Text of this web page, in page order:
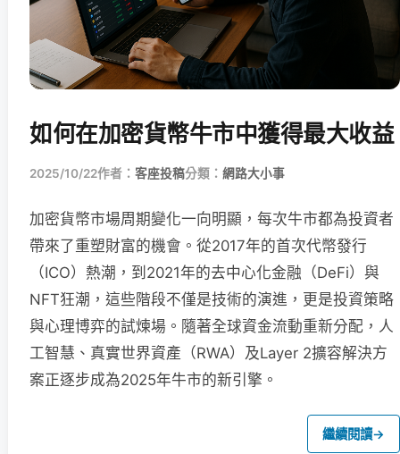
如何在加密貨幣牛市中獲得最大收益
2025/10/22作者： 客座投稿分類： 網路大小事
加密貨幣市場周期變化一向明顯，每次牛市都為投資者
帶來了重塑財富的機會。從2017年的首次代幣發行
（ICO）熱潮，到2021年的去中心化金融（DeFi）與
NFT狂潮，這些階段不僅是技術的演進，更是投資策略
與心理博弈的試煉場。隨著全球資金流動重新分配，人
工智慧、真實世界資產（RWA）及Layer 2擴容解決方
案正逐步成為2025年牛市的新引擎。
繼續閱讀→